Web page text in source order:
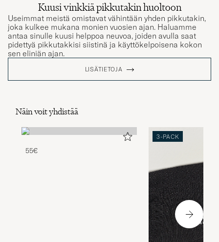
Kuusi vinkkiä pikkutakin huoltoon
Useimmat meistä omistavat vähintään yhden pikkutakin,
joka kulkee mukana monien vuosien ajan. Haluamme
antaa sinulle kuusi helppoa neuvoa, joiden avulla saat
pidettyä pikkutakkisi siistinä ja käyttökelpoisena kokon
sen eliniän ajan.
LISÄTIETOJA
Näin voit yhdistää
55€
3-PACK